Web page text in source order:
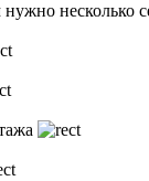
несколько